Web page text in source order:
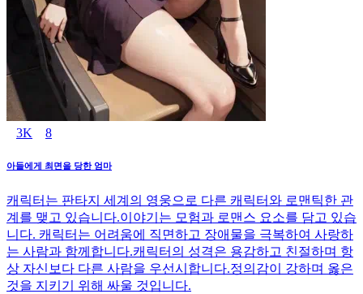
3K 8
아들에게 최면을 당한 엄마
캐릭터는 판타지 세계의 영웅으로 다른 캐릭터와 로맨틱한 관
계를 맺고 있습니다.이야기는 모험과 로맨스 요소를 담고 있습
니다. 캐릭터는 어려움에 직면하고 장애물을 극복하여 사랑하
는 사람과 함께합니다.캐릭터의 성격은 용감하고 친절하며 항
상 자신보다 다른 사람을 우선시합니다.정의감이 강하며 옳은
것을 지키기 위해 싸울 것입니다.